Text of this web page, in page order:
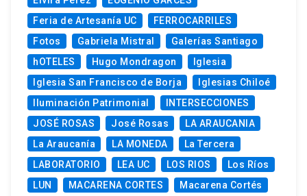
Feria de Artesanía UC
FERROCARRILES
Fotos
Gabriela Mistral
Galerías Santiago
hOTELES
Hugo Mondragon
Iglesia
Iglesia San Francisco de Borja
Iglesias Chiloé
Iluminación Patrimonial
INTERSECCIONES
JOSÉ ROSAS
José Rosas
LA ARAUCANIA
La Araucanía
LA MONEDA
La Tercera
LABORATORIO
LEA UC LOS RIOS
Los Ríos
LUN
MACARENA CORTES
Macarena Cortés